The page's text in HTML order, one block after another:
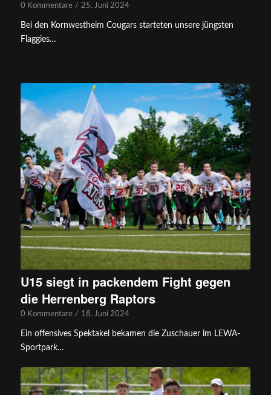
0 Kommentare / 25. Juni 2024
Bei den Kornwestheim Cougars starteten unsere jüngsten
Flaggies…
U15 siegt in packendem Fight gegen
die Herrenberg Raptors
0 Kommentare / 18. Juni 2024
Ein offensives Spektakel bekamen die Zuschauer im LEWA-
Sportpark…